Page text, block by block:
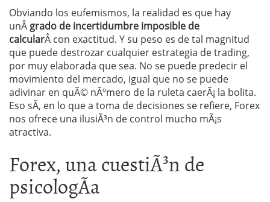
Obviando los eufemismos, la realidad es que hay
unÂ grado de incertidumbre imposible de
calcularÂ con exactitud. Y su peso es de tal magnitud
que puede destrozar cualquier estrategia de trading,
por muy elaborada que sea. No se puede predecir el
movimiento del mercado, igual que no se puede
adivinar en quÃ© nÃºmero de la ruleta caerÃ¡ la bolita.
Eso sÃ­, en lo que a toma de decisiones se refiere, Forex
nos ofrece una ilusiÃ³n de control mucho mÃ¡s
atractiva.
Forex, una cuestiÃ³n de
psicologÃ­a